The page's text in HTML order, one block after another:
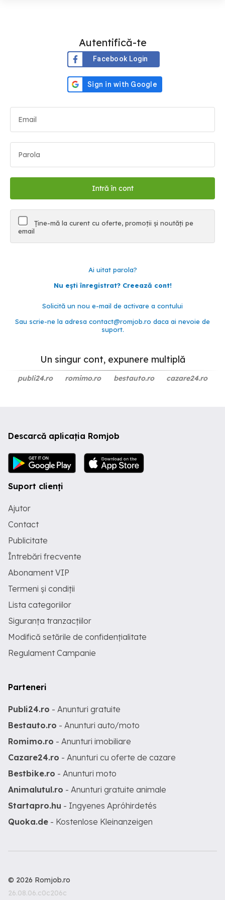
Autentifică-te
Facebook Login
Ține-mă la curent cu oferte, promoții și noutăți pe
email
Ai uitat parola?
Nu ești înregistrat? Creează cont!
Solicită un nou e-mail de activare a contului
Sau scrie-ne la adresa contact@romjob.ro daca ai nevoie de
suport.
Un singur cont, expunere multiplă
publi24.ro romimo.ro bestauto.ro cazare24.ro
Descarcă aplicația Romjob
Suport clienți
Ajutor
Contact
Publicitate
Întrebări frecvente
Abonament VIP
Termeni și condiții
Lista categoriilor
Siguranța tranzacțiilor
Modifică setările de confidențialitate
Regulament Campanie
Parteneri
Publi24.ro - Anunturi gratuite
Bestauto.ro - Anunturi auto/moto
Romimo.ro - Anunturi imobiliare
Cazare24.ro - Anunturi cu oferte de cazare
Bestbike.ro - Anunturi moto
Animalutul.ro - Anunturi gratuite animale
Startapro.hu - Ingyenes Apróhirdetés
Quoka.de - Kostenlose Kleinanzeigen
© 2026 Romjob.ro
26.08.06.c0c206c